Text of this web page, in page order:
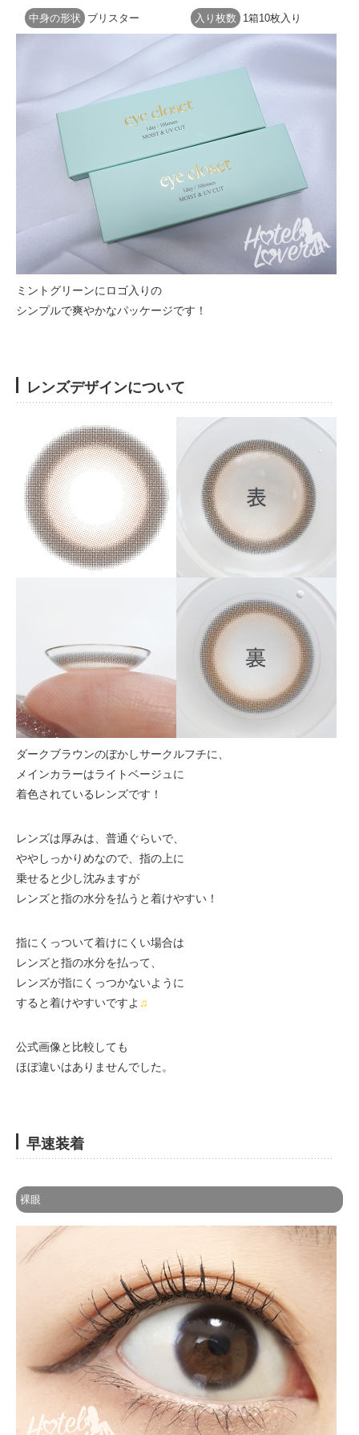
中身の形状 ブリスター 入り枚数 1箱10枚入り
ミントグリーンにロゴ入りの
シンプルで爽やかなパッケージです！
レンズデザインについて
ダークブラウンのぼかしサークルフチに、
メインカラーはライトベージュに
着色されているレンズです！
レンズは厚みは、普通ぐらいで、
ややしっかりめなので、指の上に
乗せると少し沈みますが
レンズと指の水分を払うと着けやすい！
指にくっついて着けにくい場合は
レンズと指の水分を払って、
レンズが指にくっつかないように
すると着けやすいですよ ♫
公式画像と比較しても
ほぼ違いはありませんでした。
早速装着
裸眼